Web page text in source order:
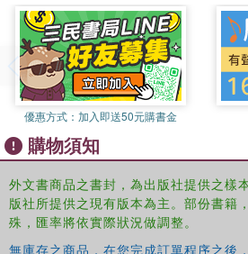
cleaning up contaminated soil and
• Contains scenarios, illustrations,
problems with discussions that
situations and interpret the results
• Includes end-of-chapter problems
learning
• Provides a regulatory and risk
as public and community
• Discusses sustainability and
of the remediation methods
Site Assessment and Remediation
Engineers provides upper-level
優惠方式： 加入即送50元購書金
購物須知
外文書商品之書封，為出版社提供之樣
版社所提供之現有版本為主。部份書籍
殊，匯率將依實際狀況做調整。
無庫存之商品，在您完成訂單程序之後